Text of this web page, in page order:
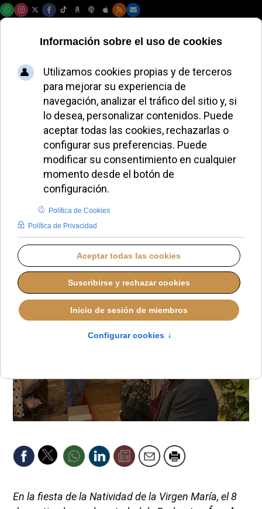
El obispo de
Barbastro desafía a
Roma y arremete
contra el Opus Dei
por Torreciudad
LUNES, 08 SEPTIEMBRE 2025 19:00
En la fiesta de la Natividad de la Virgen María, el 8